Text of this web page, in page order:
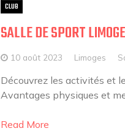
CLUB
SALLE DE SPORT
10 août 2023 Limoges
Découvrez les activités et
Avantages physiques et
Read More